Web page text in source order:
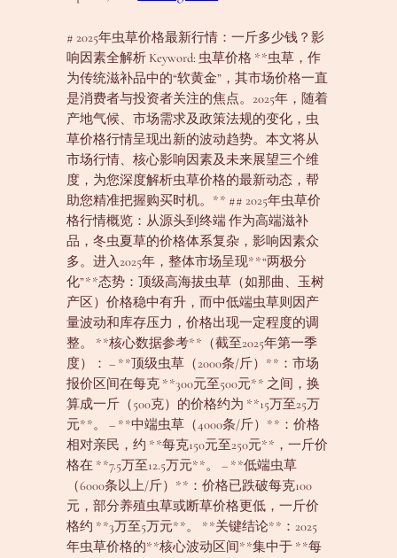
# 2025年虫草价格最新行情：一斤多少钱？影
响因素全解析 Keyword: 虫草价格 **虫草，作
为传统滋补品中的“软黄金”，其市场价格一直
是消费者与投资者关注的焦点。2025年，随着
产地气候、市场需求及政策法规的变化，虫
草价格行情呈现出新的波动趋势。本文将从
市场行情、核心影响因素及未来展望三个维
度，为您深度解析虫草价格的最新动态，帮
助您精准把握购买时机。** ## 2025年虫草价
格行情概览：从源头到终端 作为高端滋补
品，冬虫夏草的价格体系复杂，影响因素众
多。进入2025年，整体市场呈现**“两极分
化”**态势：顶级高海拔虫草（如那曲、玉树
产区）价格稳中有升，而中低端虫草则因产
量波动和库存压力，价格出现一定程度的调
整。 **核心数据参考**（截至2025年第一季
度）： – **顶级虫草（2000条/斤）**：市场
报价区间在每克 **300元至500元** 之间，换
算成一斤（500克）的价格约为 **15万至25万
元**。 – **中端虫草（4000条/斤）**：价格
相对亲民，约 **每克150元至250元**，一斤价
格在 **7.5万至12.5万元**。 – **低端虫草
（6000条以上/斤）**：价格已跌破每克100
元，部分养殖虫草或断草价格更低，一斤价
格约 **3万至5万元**。 **关键结论**：2025
年虫草价格的**核心波动区间**集中于 **每